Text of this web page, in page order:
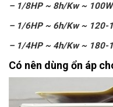
– 1/8HP ~ 8h/Kw ~
– 1/6HP ~ 6h/Kw ~ 120-
– 1/4HP ~ 4h/Kw ~ 180-
Có nên dùng ổn áp